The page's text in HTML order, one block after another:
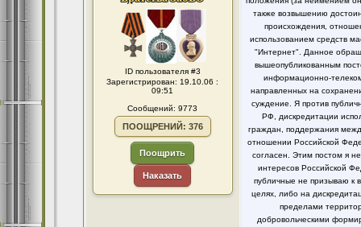
ID пользователя #3
Зарегистрирован: 19.10.06 :
09:51
Сообщений: 9773
ПООЩРЕНИЙ: 376
Поощрить
Наказать
также возвышению
происхождения,
использованием средств
"Интернет". Данное
вышеопубликованным
информационно-
направленных на
суждение. Я против
РФ, дискредитации
граждан, поддержания
отношении Российской
согласен. Этим постом я
интересов Российской
публичные не призываю к
целях, либо на
пределами
добровольческими